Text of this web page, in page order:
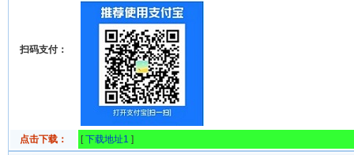
扫码支付：
点击下载： [下载地址1 ]